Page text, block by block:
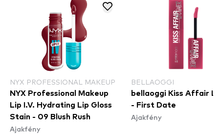
NYX PROFESSIONAL MAKEUP
NYX Professional Makeup
Lip I.V. Hydrating Lip Gloss
Stain - 09 Blush Rush
Ajakfény
BELLAOGGI
bellaoggi Kiss Affair
- First Date
Ajakfény